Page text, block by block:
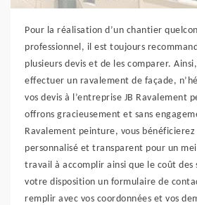
Pour la réalisation d’un chantier
professionnel, il est toujours
plusieurs devis et de les comparer.
effectuer un ravalement de façade,
vos devis à l’entreprise JB Ravalement
offrons gracieusement et sans
Ravalement peinture, vous bénéficierez
personnalisé et transparent pour un
travail à accomplir ainsi que le coût des
votre disposition un formulaire de
remplir avec vos coordonnées et vos